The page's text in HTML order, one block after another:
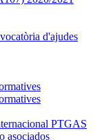
d'ajudes
PTGAS
asociados